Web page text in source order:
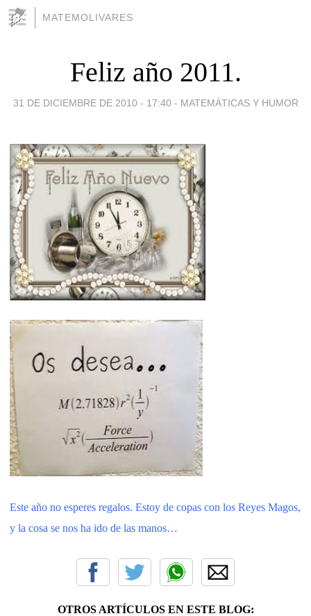
MATEMOLIVARES
Feliz año 2011.
31 DE DICIEMBRE DE 2010 - 17:40 - MATEMÁTICAS Y HUMOR
Este año no esperes regalos. Estoy de copas con los Reyes Magos,
y la cosa se nos ha ido de las manos…
OTROS ARTÍCULOS EN ESTE BLOG: